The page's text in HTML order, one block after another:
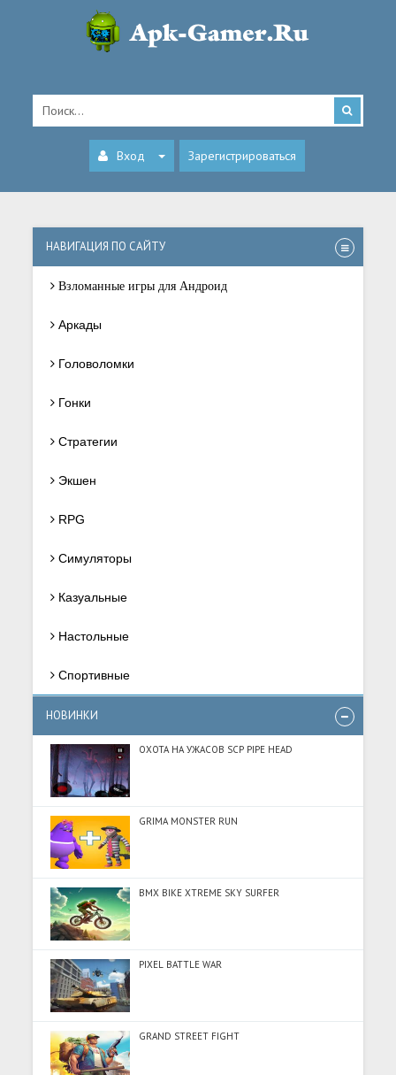
Вход Зарегистрироваться
НАВИГАЦИЯ ПО САЙТУ
Взломанные игры для Андроид
Аркады
Головоломки
Гонки
Стратегии
Экшен
RPG
Симуляторы
Казуальные
Настольные
Спортивные
НОВИНКИ
ОХОТА НА УЖАСОВ SCP PIPE HEAD
GRIMA MONSTER RUN
BMX BIKE XTREME SKY SURFER
PIXEL BATTLE WAR
GRAND STREET FIGHT